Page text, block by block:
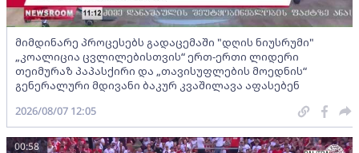
მიმდინარე პროცესებს გადაცემაში "დღის ნიუსრუმი"
„კოალიცია ცვლილებისთვის“ ერთ-ერთი ლიდერი
თეიმურაზ პაპასქირი და „თავისუფლების მოედნის“
გენერალური მდივანი ბაკურ კვაშილავა აფასებენ
2026/08/07 12:05
00:58